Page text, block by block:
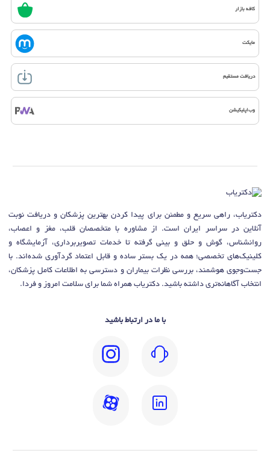
کافه بازار
مایکت
دریافت مستقیم
وب‌اپلیکیشن
دکتریاب، راهی سریع و مطمئن برای پیدا کردن بهترین پزشکان و دریافت نوبت
آنلاین در سراسر ایران است. از مشاوره با متخصصان قلب، مغز و اعصاب،
روانشناس، گوش و حلق و بینی گرفته تا خدمات تصویربرداری، آزمایشگاه و
کلینیک‌های تخصصی؛ همه در یک بستر ساده و قابل اعتماد گردآوری شده‌اند. با
جست‌وجوی هوشمند، بررسی نظرات بیماران و دسترسی به اطلاعات کامل پزشکان،
انتخاب آگاهانه‌تری داشته باشید. دکتریاب همراه شما برای سلامت امروز و فردا.
با ما در ارتباط باشید